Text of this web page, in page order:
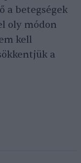
a betegségek
oly módon
kell
a